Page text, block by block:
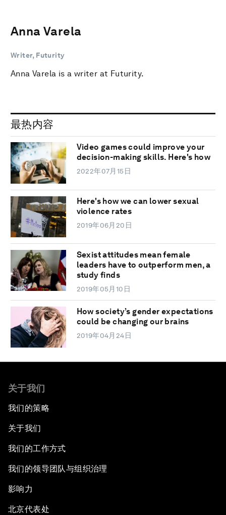
Anna Varela
Writer, Futurity
Anna Varela is a writer at Futurity.
最热内容
Video games could improve your
decision-making skills. Here's how
2022年07月15日
Here's how we can lower sexual
violence rates
2019年06月20日
Sexist attitudes mean female
leaders have to outperform men, a
study finds
2019年05月10日
How society’s gender expectations
could be changing our brains
2019年04月24日
关于我们
我们的策略
关于我们
我们的工作方式
我们的领导团队与组织治理
影响力
北京代表处